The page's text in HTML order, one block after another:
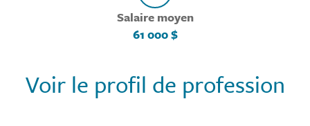
Salaire moyen
61 000 $
Voir le profil de profession